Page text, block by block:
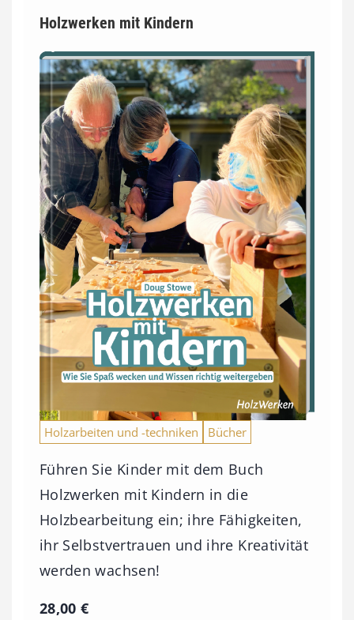
Holzwerken mit Kindern
Holzarbeiten und -techniken Bücher
Führen Sie Kinder mit dem Buch
Holzwerken mit Kindern in die
Holzbearbeitung ein; ihre Fähigkeiten,
ihr Selbstvertrauen und ihre Kreativität
werden wachsen!
28,00€